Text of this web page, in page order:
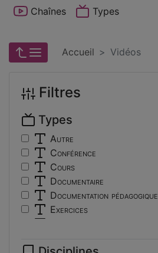
Chaînes Types
Accueil Vidéos
Filtres
Types
Autre
Conférence
Cours
Documentaire
Documentation pédagogique
Exercices